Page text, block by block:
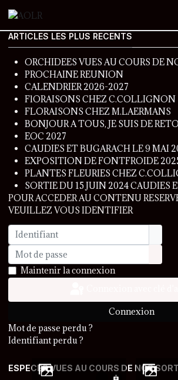
ARTICLES LES PLUS RECENTS
ORCHIDEES VUES AU COURS DE
PROCHAINE REUNION
CALENDRIER 2026-2027
FlORAISONS CHEZ C.COLLIGNON
FLORAISONS CHEZ M.LAERMANS
BONJOUR A TOUS, JE SUIS DE
EOC 2027
CAUDIES ET BUGARACH LE 9 MAI
EXPOSITION DE FONTFROIDE
PLANTES FLEURIES CHEZ
SORTIE DU 15 JUIN 2024 CAUDIES
POUR ACCEDER AU CONTENU
VEUILLEZ VOUS IDENTIFIER
Identifiant
Mot de passe
Maintenir la connexion
Connexion
Mot de passe perdu ?
Identifiant perdu ?
ESPECES VUES AU COURS DE NOS